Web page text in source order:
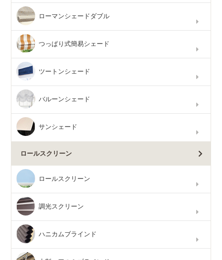
ローマンシェードダブル
つっぱり式簡易シェード
ツートンシェード
バルーンシェード
サンシェード
ロールスクリーン
ロールスクリーン
調光スクリーン
ハニカムブラインド